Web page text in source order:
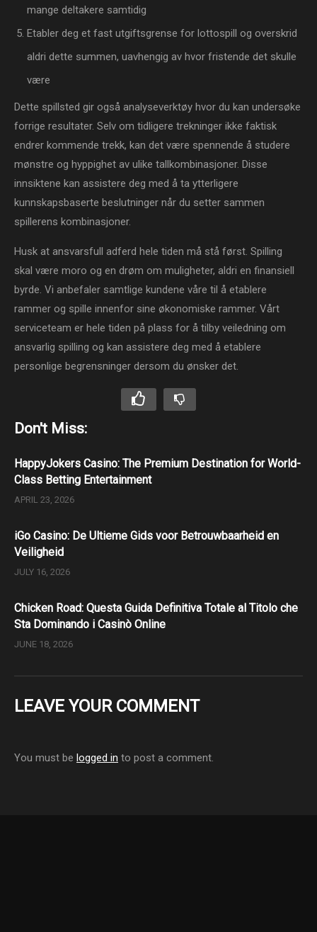
mange deltakere samtidig
Etabler deg et fast utgiftsgrense for lottospill og overskrid
aldri dette summen, uavhengig av hvor fristende det skulle
være
Dette spillsted gir også analyseverktøy hvor du kan undersøke
forrige resultater. Selv om tidligere trekninger ikke faktisk
endrer kommende trekk, kan det være spennende å studere
mønstre og hyppighet av ulike tallkombinasjoner. Disse
innsiktene kan assistere deg med å ta ytterligere
kunnskapsbaserte beslutninger når du setter sammen
spillerens kombinasjoner.
Husk at ansvarsfull adferd hele tiden må stå først. Spilling
skal være moro og en drøm om muligheter, aldri en finansiell
byrde. Vi anbefaler samtlige kundene våre til å etablere
rammer og spille innenfor sine økonomiske rammer. Vårt
serviceteam er hele tiden på plass for å tilby veiledning om
ansvarlig spilling og kan assistere deg med å etablere
personlige begrensninger dersom du ønsker det.
Don't Miss:
HappyJokers Casino: The Premium Destination for World-
Class Betting Entertainment
APRIL 23, 2026
iGo Casino: De Ultieme Gids voor Betrouwbaarheid en
Veiligheid
JULY 16, 2026
Chicken Road: Questa Guida Definitiva Totale al Titolo che
Sta Dominando i Casinò Online
JUNE 18, 2026
LEAVE YOUR COMMENT
You must be logged in to post a comment.